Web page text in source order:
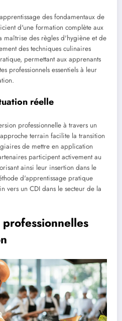
des fondamentaux de
d'une formation complète aux
maîtrise des règles d'hygiène et de
des techniques culinaires
permettant aux apprenants
professionnels essentiels à leur
réelle
professionnelle à travers un
terrain facilite la transition
de mettre en application
participent activement au
ainsi leur insertion dans le
d'apprentissage pratique
vers un CDI dans le secteur de la